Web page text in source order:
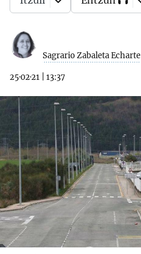
Sagrario Zabaleta Echarte
25·02·21 13:37